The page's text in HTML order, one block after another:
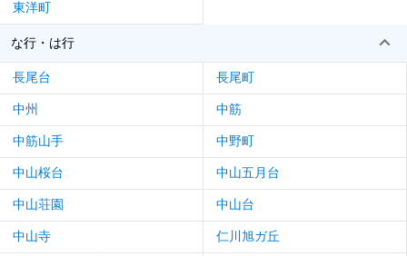
東洋町
な行・は行
長尾台 長尾町
中州 中筋
中筋山手 中野町
中山桜台 中山五月台
中山荘園 中山台
中山寺 仁川旭ガ丘